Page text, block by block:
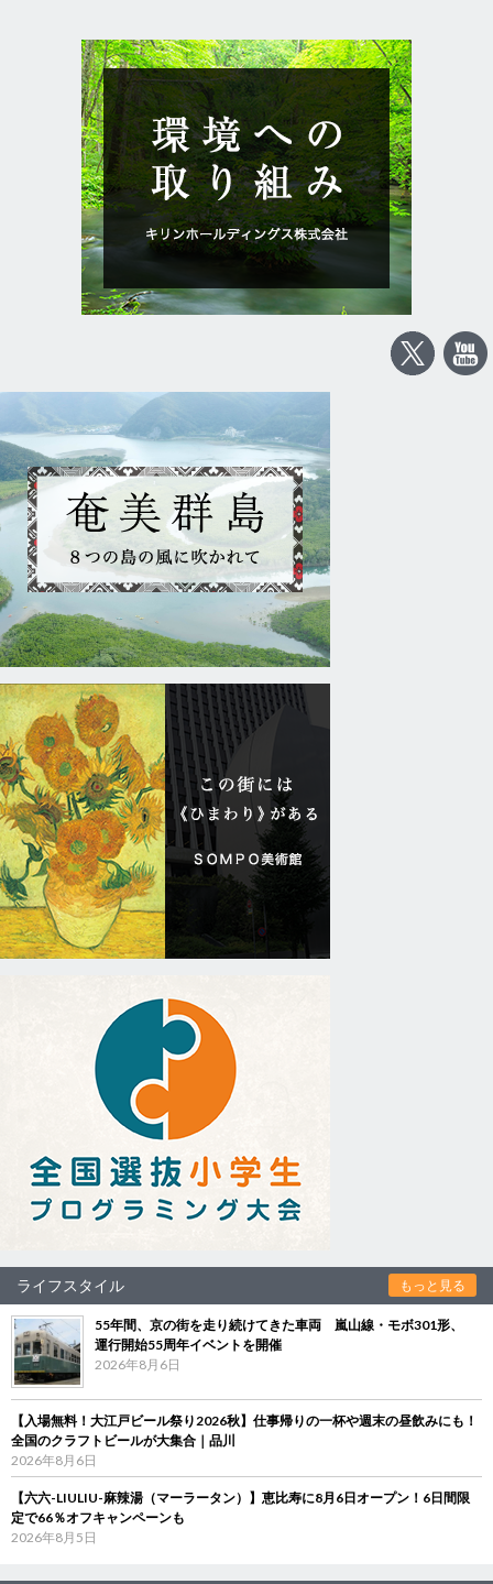
ライフスタイル もっと見る
55年間、京の街を走り続けてきた車両 嵐山線・モボ301形、
運行開始55周年イベントを開催
2026年8月6日
【入場無料！大江戸ビール祭り2026秋】仕事帰りの一杯や週末の昼飲みにも！
全国のクラフトビールが大集合｜品川
2026年8月6日
【六六-LIULIU-麻辣湯（マーラータン）】恵比寿に8月6日オープン！6日間限
定で66％オフキャンペーンも
2026年8月5日